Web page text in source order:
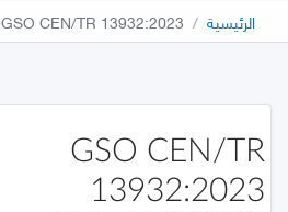
الرئيسية GSO CEN/TR 13932:2023
GSO CEN/TR
13932:2023